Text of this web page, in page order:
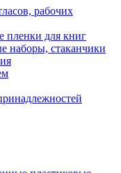
рабочих
пленки для книг
наборы, стаканчики